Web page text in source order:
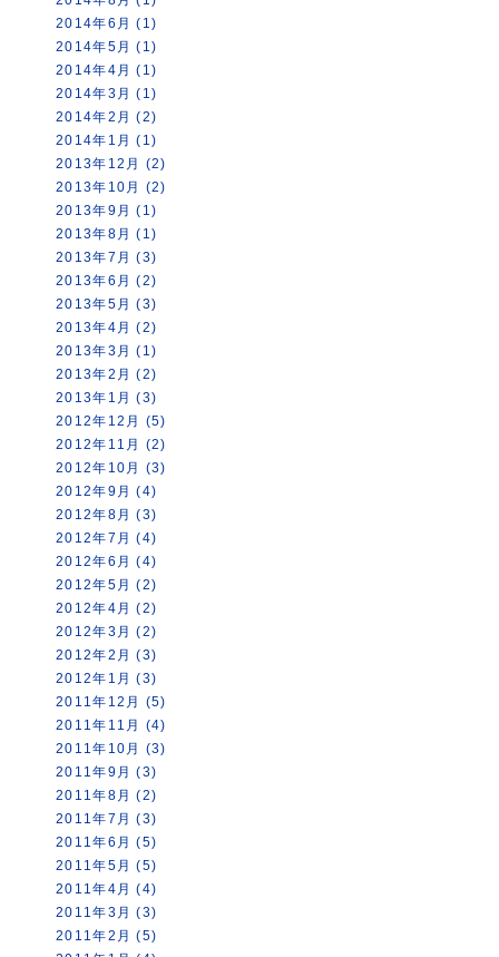
2014年6月 (1)
2014年5月 (1)
2014年4月 (1)
2014年3月 (1)
2014年2月 (2)
2014年1月 (1)
2013年12月 (2)
2013年10月 (2)
2013年9月 (1)
2013年8月 (1)
2013年7月 (3)
2013年6月 (2)
2013年5月 (3)
2013年4月 (2)
2013年3月 (1)
2013年2月 (2)
2013年1月 (3)
2012年12月 (5)
2012年11月 (2)
2012年10月 (3)
2012年9月 (4)
2012年8月 (3)
2012年7月 (4)
2012年6月 (4)
2012年5月 (2)
2012年4月 (2)
2012年3月 (2)
2012年2月 (3)
2012年1月 (3)
2011年12月 (5)
2011年11月 (4)
2011年10月 (3)
2011年9月 (3)
2011年8月 (2)
2011年7月 (3)
2011年6月 (5)
2011年5月 (5)
2011年4月 (4)
2011年3月 (3)
2011年2月 (5)